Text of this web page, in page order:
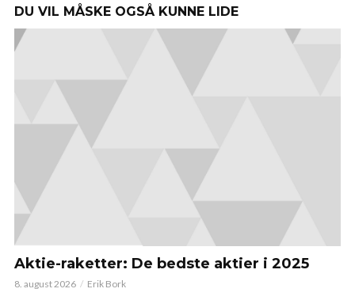
DU VIL MÅSKE OGSÅ KUNNE LIDE
Aktie-raketter: De bedste aktier i 2025
8. august 2026 Erik Bork